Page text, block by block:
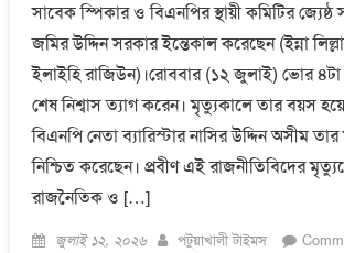
সাবেক স্পিকার ও বিএনপির স্থায়ী কমিটির জ্যেষ্ঠ
জমির উদ্দিন সরকার ইন্তেকাল করেছেন (ইন্না
ইলাইহি রাজিউন)।রোববার (১২ জুলাই) ভোর ৪টা
শেষ নিশ্বাস ত্যাগ করেন। মৃত্যুকালে তার বয়স
বিএনপি নেতা ব্যারিস্টার নাসির উদ্দিন অসীম
নিশ্চিত করেছেন। প্রবীণ এই রাজনীতিবিদের
রাজনৈতিক ও […]
Posted
জুলাই ১২, ২০২৬ Author
পটুয়াখালী টাইমস